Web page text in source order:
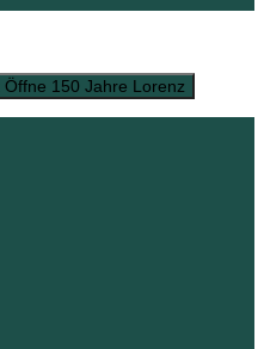
Öffne 150 Jahre Lorenz